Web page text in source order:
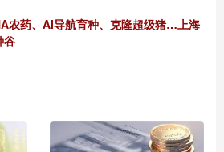
农药、AI导航育种、克隆超级猪…上海
谷